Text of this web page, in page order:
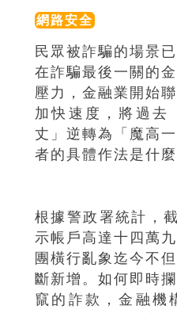
網路安全
民眾被詐騙的場景
在詐騙最後一關的
壓力，金融業開始
加快速度，將過去
丈」逆轉為「魔高
者的具體作法是什
根據警政署統計，
示帳戶高達十四萬
團橫行亂象迄今不
斷新增。如何即時
竄的詐款，金融機